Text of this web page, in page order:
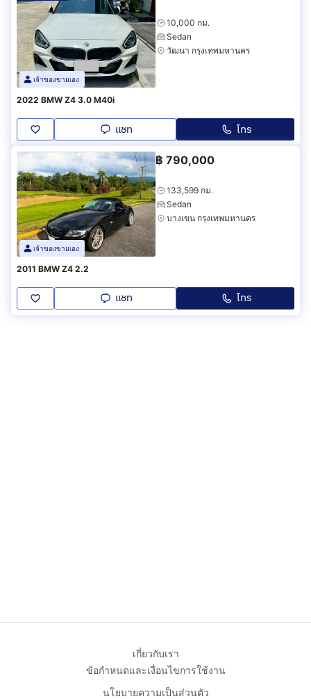
เจ้าของขายเอง
10,000 กม.
Sedan
วัฒนา กรุงเทพมหานคร
2022 BMW Z4 3.0 M40i
แชท โทร
เจ้าของขายเอง
฿ 790,000
133,599 กม.
Sedan
บางเขน กรุงเทพมหานคร
2011 BMW Z4 2.2
แชท โทร
เกี่ยวกับเรา
ข้อกำหนดและเงื่อนไขการใช้งาน
นโยบายความเป็นส่วนตัว